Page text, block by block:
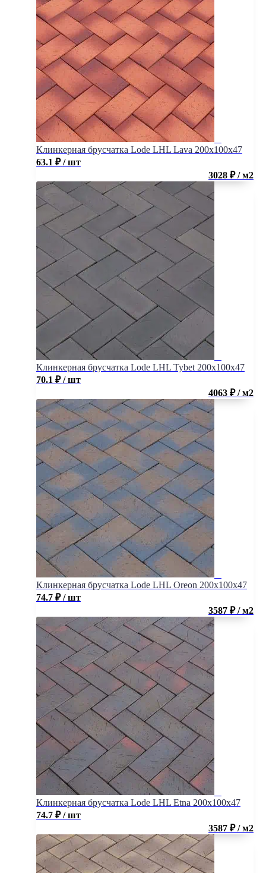
Клинкерная брусчатка Lode LHL Lava 200x100x47
63.1 ₽ / шт
3028 ₽ / м2
Клинкерная брусчатка Lode LHL Tybet 200x100x47
70.1 ₽ / шт
4063 ₽ / м2
Клинкерная брусчатка Lode LHL Oreon 200x100x47
74.7 ₽ / шт
3587 ₽ / м2
Клинкерная брусчатка Lode LHL Etna 200x100x47
74.7 ₽ / шт
3587 ₽ / м2